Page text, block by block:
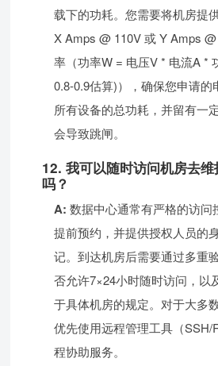
载下的功耗。您需要将机房提
X Amps @ 110V 或 Y Amps
率（功率W = 电压V * 电流A *
0.8-0.9估算)），确保您申请的
所有设备的总功耗，并留有一
会导致跳闸。
12. 我可以随时访问机房去
吗？
A: 数据中心通常有严格的访问
提前预约，并提供授权人员的
记。到达机房后需要通过多重
否允许7×24小时随时访问，以
于具体机房的规定。对于大多
优先使用远程管理工具（SSH/
程协助服务。